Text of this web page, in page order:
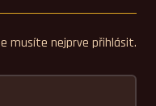
musíte nejprve přihlásit.